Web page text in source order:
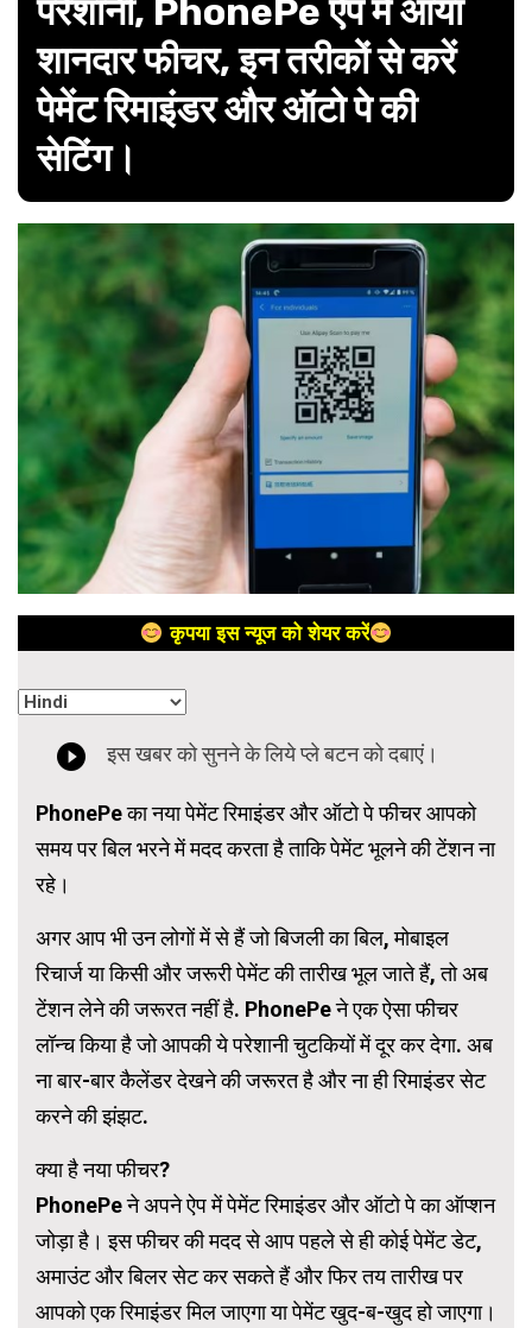
परेशानी, PhonePe ऐप में आया
शानदार फीचर, इन तरीकों से करें
पेमेंट रिमाइंडर और ऑटो पे की
सेटिंग।
कृपया इस न्यूज को शेयर करें
PhonePe का नया पेमेंट रिमाइंडर और ऑटो पे फीचर आपको
समय पर बिल भरने में मदद करता है ताकि पेमेंट भूलने की टेंशन ना
रहे।
अगर आप भी उन लोगों में से हैं जो बिजली का बिल, मोबाइल
रिचार्ज या किसी और जरूरी पेमेंट की तारीख भूल जाते हैं, तो अब
टेंशन लेने की जरूरत नहीं है. PhonePe ने एक ऐसा फीचर
लॉन्च किया है जो आपकी ये परेशानी चुटकियों में दूर कर देगा. अब
ना बार-बार कैलेंडर देखने की जरूरत है और ना ही रिमाइंडर सेट
करने की झंझट.
क्या है नया फीचर?
PhonePe ने अपने ऐप में पेमेंट रिमाइंडर और ऑटो पे का ऑप्शन
जोड़ा है। इस फीचर की मदद से आप पहले से ही कोई पेमेंट डेट,
अमाउंट और बिलर सेट कर सकते हैं और फिर तय तारीख पर
आपको एक रिमाइंडर मिल जाएगा या पेमेंट खुद-ब-खुद हो जाएगा।